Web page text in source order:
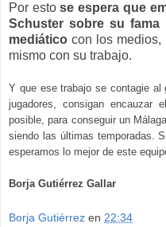
Por estose espera que
Schuster sobre su
mediático con los medios,
mismo con su trabajo.
Y que ese trabajo se contagie al
jugadores, consigan
posible, para conseguir un
siendo las últimas temporadas.
esperamos lo mejor de este
Borja Gutiérrez Gallar
Borja Gutiérrez en 22:34